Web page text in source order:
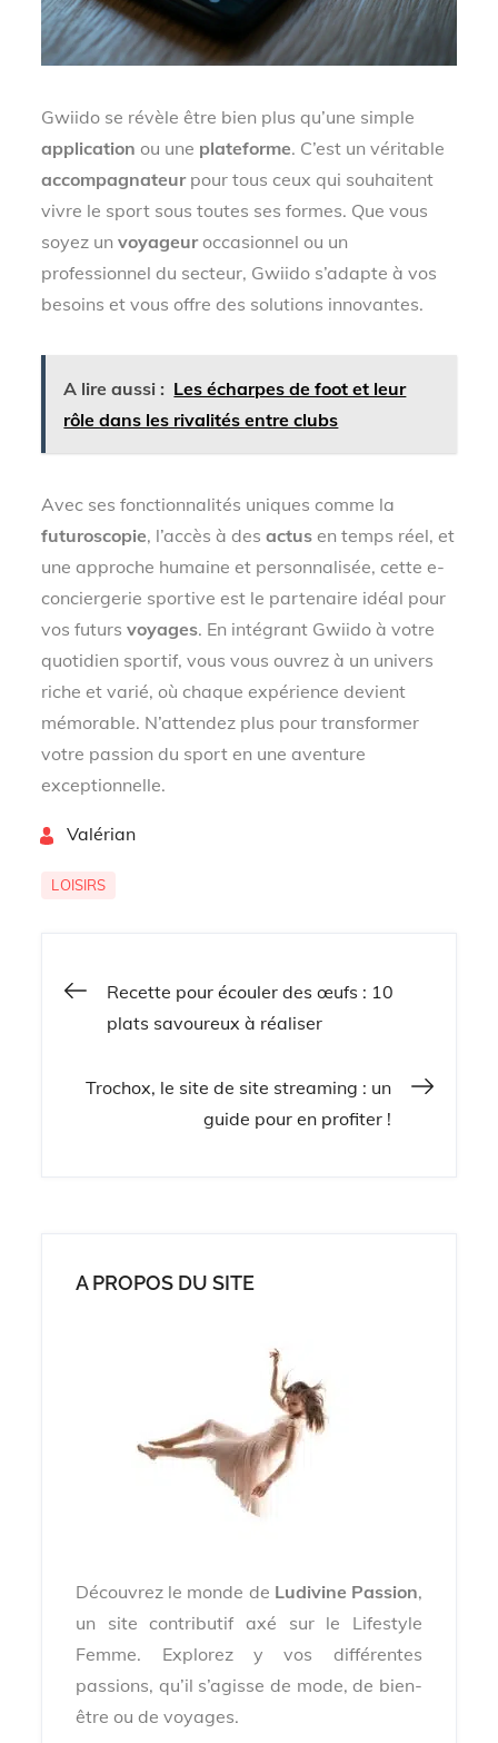
Gwiido se révèle être bien plus qu’une simple
application ou une plateforme. C’est un véritable
accompagnateurpour tous ceux qui souhaitent
vivre le sport sous toutes ses formes. Que vous
soyez unvoyageuroccasionnel ou un
professionnel du secteur, Gwiido s’adapte à vos
besoins et vous offre des solutions innovantes.
A lire aussi : Les écharpes de foot et leur
rôle dans les rivalités entre clubs
Avec ses fonctionnalités uniques comme la
futuroscopie, l’accès à desactus en temps réel, et
une approche humaine et personnalisée, cette e-
conciergerie sportive est le partenaire idéal pour
vos futursvoyages. En intégrant Gwiido à votre
quotidien sportif, vous vous ouvrez à un univers
riche et varié, où chaque expérience devient
mémorable. N’attendez plus pour transformer
votre passion du sport en une aventure
exceptionnelle.
Valérian
LOISIRS
Navigation
de
Recette pour écouler des œufs : 10
plats savoureux à réaliser
Trochox, le site de site streaming : un
guide pour en profiter !
A PROPOS DU SITE
Découvrez le monde de Ludivine Passion,
un site contributif axé sur le Lifestyle
Femme. Explorez y vos différentes
passions, qu’il s’agisse de mode, de bien-
être ou de voyages.